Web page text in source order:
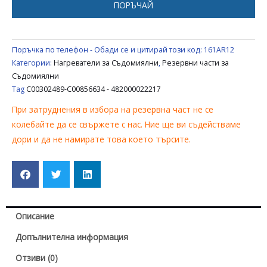
C00302489
C00856634
-
482000022217
ПОРЪЧАЙ
Поръчка по телефон - Обади се и цитирай този код: 161AR12
Категории: Нагреватели за Съдомиялни,Резервни части за
Съдомиялни
Tag C00302489-C00856634 - 482000022217
При затруднения в избора на резервна част не се
колебайте да се свържете с нас. Ние ще ви съдействаме
дори и да не намирате това което търсите.
Описание
Допълнителна информация
Отзиви (0)